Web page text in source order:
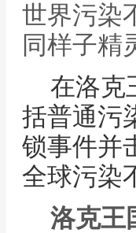
世界污染
同样子精
在洛克
括普通污
锁事件并
全球污染
洛克王